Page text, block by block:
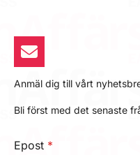
Anmäl dig till vårt
Bli först med det senaste
Epost *